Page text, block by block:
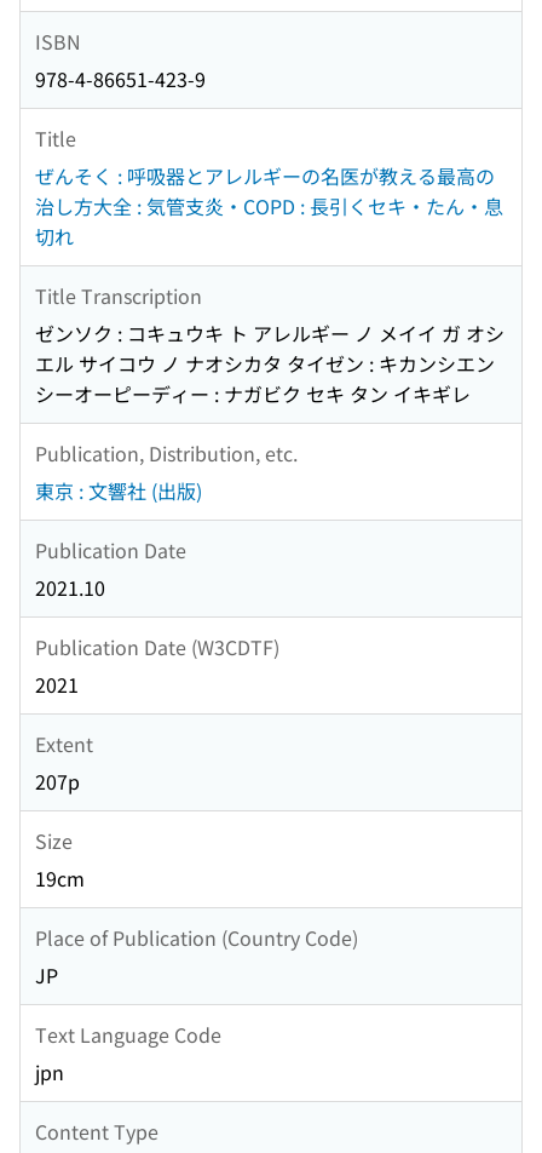
ISBN
978-4-86651-423-9
Title
ぜんそく : 呼吸器とアレルギーの名医が教える最高の
治し方大全 : 気管支炎・COPD : 長引くセキ・たん・息
切れ
Title Transcription
ゼンソク : コキュウキ ト アレルギー ノ メイイ ガ オシ
エル サイコウ ノ ナオシカタ タイゼン : キカンシエン
シーオーピーディー : ナガビク セキ タン イキギレ
Publication, Distribution, etc.
東京 : 文響社 (出版)
Publication Date
2021.10
Publication Date (W3CDTF)
2021
Extent
207p
Size
19cm
Place of Publication (Country Code)
JP
Text Language Code
jpn
Content Type